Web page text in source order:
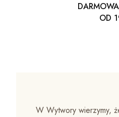
OD
W Wytwory wierzymy,